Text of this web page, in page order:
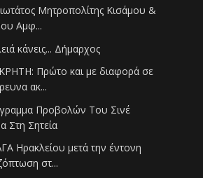
Μητροπολίτης Κισάμου &
Αμφ...
κάνεις... Δήμαρχος
Πρώτο και με διαφορά σε
ακ...
Προβολών Του Σινέ
Στη Σητεία
Ηρακλείου μετά την έντονη
στ...